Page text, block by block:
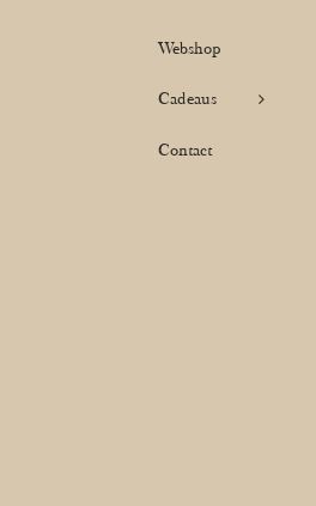
Webshop
Cadeaus
Contact